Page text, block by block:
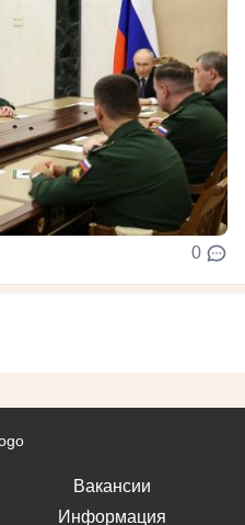
0
Вакансии
Информация